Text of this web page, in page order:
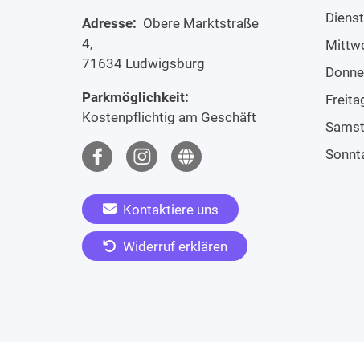
Adresse: Obere Marktstraße
4,
71634 Ludwigsburg
Parkmöglichkeit:
Kostenpflichtig am Geschäft
Kontaktiere uns
Widerruf erklären